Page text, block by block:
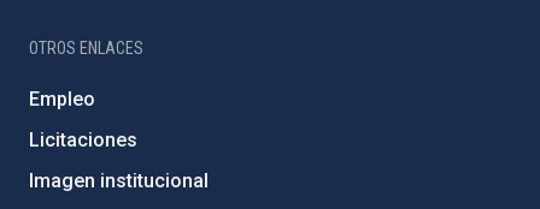
OTROS ENLACES
Empleo
Licitaciones
Imagen institucional